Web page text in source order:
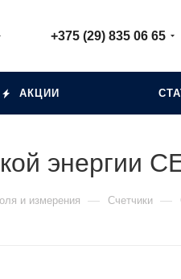
+375 (29) 835 06 65
АКЦИИ
энергии
и измерения — Счетчики —